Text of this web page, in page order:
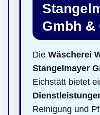
Gmbh &
Die Wäscherei
Stangelmayer
Eichstätt bietet
Reinigung und